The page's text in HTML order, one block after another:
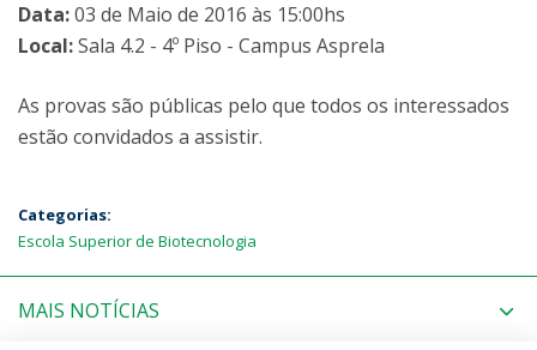
Data:03 de Maio de 2016 às 15:00hs
Local:Sala 4.2 - 4º Piso - Campus Asprela
As provas são públicas pelo que todos os interessados
estão convidados a assistir.
Categorias:
Escola Superior de Biotecnologia
MAIS NOTÍCIAS